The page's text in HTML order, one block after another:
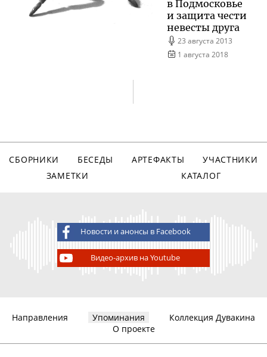
в Подмосковье
и защита чести
невесты друга
23 августа 2013
1 августа 2018
СБОРНИКИ БЕСЕДЫ АРТЕФАКТЫ
УЧАСТНИКИ
ЗАМЕТКИ
КАТАЛОГ
Новости и анонсы в Facebook
Видео-архив на Youtube
Направления Упоминания
Коллекция Дувакина
О проекте